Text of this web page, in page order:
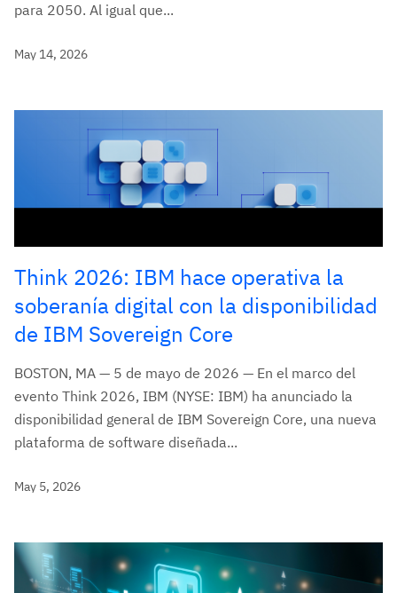
para 2050. Al igual que...
May 14, 2026
Think 2026: IBM hace operativa la
soberanía digital con la disponibilidad
de IBM Sovereign Core
BOSTON, MA — 5 de mayo de 2026 — En el marco del
evento Think 2026, IBM (NYSE: IBM) ha anunciado la
disponibilidad general de IBM Sovereign Core, una nueva
plataforma de software diseñada...
May 5, 2026